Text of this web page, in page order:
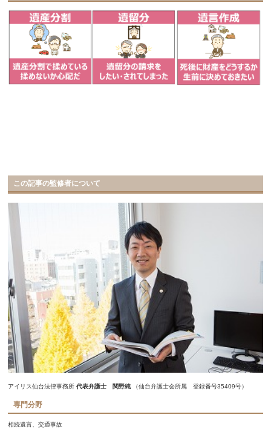
この記事の監修者について
アイリス仙台法律事務所代表弁護士 関野純 （仙台弁護士会所属 登録番号35409号）
専門分野
相続遺言、交通事故